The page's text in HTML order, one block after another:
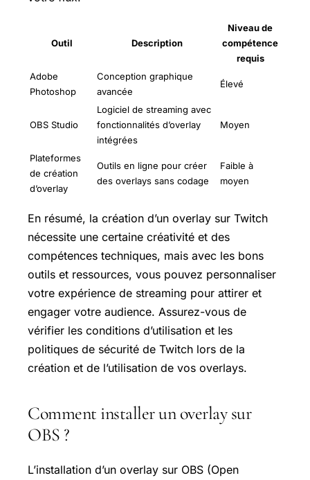
Outil Description
Niveau de
compétence
requis
Adobe
Photoshop
Conception graphique
avancée
Élevé
OBS Studio
Logiciel de streaming avec
fonctionnalités d’overlay
intégrées
Moyen
Plateformes
de création
d’overlay
Outils en ligne pour créer
des overlays sans codage
Faible à
moyen
En résumé, la création d’un overlay sur Twitch
nécessite une certaine créativité et des
compétences techniques, mais avec les bons
outils et ressources, vous pouvez personnaliser
votre expérience de streaming pour attirer et
engager votre audience. Assurez-vous de
vérifier les conditions d’utilisation et les
politiques de sécurité de Twitch lors de la
création et de l’utilisation de vos overlays.
Comment installer un overlay sur
OBS ?
L’installation d’un overlay sur OBS (Open